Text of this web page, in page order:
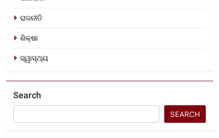
ରାଜନୀତି
ଶିକ୍ଷା
ସ୍ୱାସ୍ଥ୍ୟ
Search
SEARCH